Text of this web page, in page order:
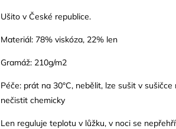
Ušito v České republice.
Materiál: 78% viskóza, 22% len
Gramáž: 210g/m2
Péče: prát na 30°C, nebělit, lze sušit v
nečistit chemicky
Len reguluje teplotu v lůžku, v noci se